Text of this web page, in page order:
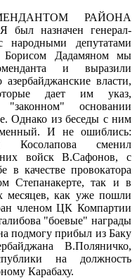
РАЙОНА
назначен генерал-
депутатами
Дадамяном мы
и выразили
власти,
дает им указ,
основании
Однако из беседы с ним
И не ошиблись:
Косолапова сменил
войск В.Сафонов, с
качестве провокатора
Степанакерте, так и в
месяцев, как уже пошли
членом ЦК Компартии
"боевые" награды
подмогу прибыл из Баку
В.Поляничко,
на должность
Карабаху.